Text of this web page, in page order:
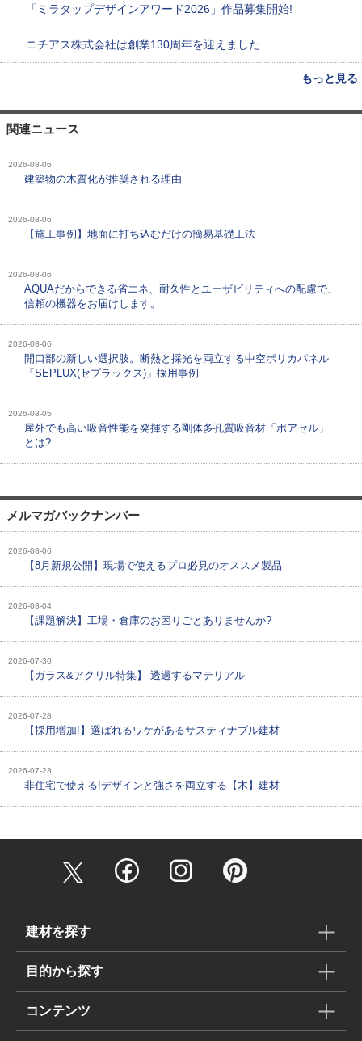
「ミラタップデザインアワード2026」作品募集開始!
ニチアス株式会社は創業130周年を迎えました
もっと見る
関連ニュース
2026-08-06
建築物の木質化が推奨される理由
2026-08-06
【施工事例】地面に打ち込むだけの簡易基礎工法
2026-08-06
AQUAだからできる省エネ、耐久性とユーザビリティへの配慮で、
信頼の機器をお届けします。
2026-08-06
開口部の新しい選択肢。断熱と採光を両立する中空ポリカパネル
「SEPLUX(セプラックス)」採用事例
2026-08-05
屋外でも高い吸音性能を発揮する剛体多孔質吸音材「ポアセル」
とは?
メルマガバックナンバー
2026-08-06
【8月新規公開】現場で使えるプロ必見のオススメ製品
2026-08-04
【課題解決】工場・倉庫のお困りごとありませんか?
2026-07-30
【ガラス&アクリル特集】 透過するマテリアル
2026-07-28
【採用増加!】選ばれるワケがあるサスティナブル建材
2026-07-23
非住宅で使える!デザインと強さを両立する【木】建材
建材を探す
目的から探す
コンテンツ